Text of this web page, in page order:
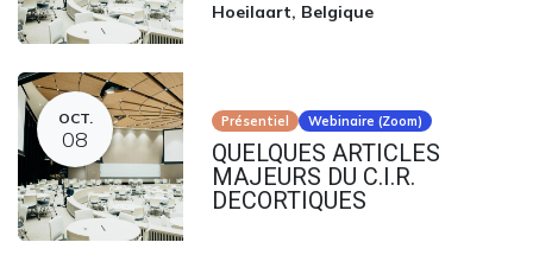
Hoeilaart, Belgique
OCT.
08
Présentiel Webinaire (Zoom)
QUELQUES ARTICLES
MAJEURS DU C.I.R.
DECORTIQUES